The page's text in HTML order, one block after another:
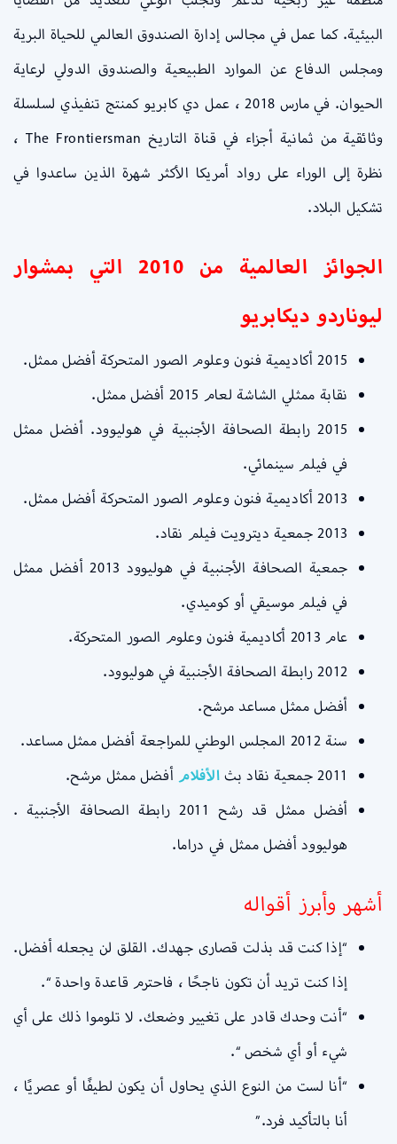
البيئية. كما عمل في مجالس إدارة الصندوق العالمي للحياة البرية
ومجلس الدفاع عن الموارد الطبيعية والصندوق الدولي لرعاية
الحيوان. في مارس 2018 ، عمل دي كابريو كمنتج تنفيذي لسلسلة
وثائقية من ثمانية أجزاء في قناة التاريخ The Frontiersman ،
نظرة إلى الوراء على رواد أمريكا الأكثر شهرة الذين ساعدوا في
تشكيل البلاد.
الجوائز العالمية من 2010 التي بمشوار
ليوناردو ديكابريو
2015 أكاديمية فنون وعلوم الصور المتحركة أفضل ممثل.
نقابة ممثلي الشاشة لعام 2015 أفضل ممثل.
2015 رابطة الصحافة الأجنبية في هوليوود. أفضل ممثل
في فيلم سينمائي.
2013 أكاديمية فنون وعلوم الصور المتحركة أفضل ممثل.
2013 جمعية ديترويت فيلم نقاد.
جمعية الصحافة الأجنبية في هوليوود 2013 أفضل ممثل
في فيلم موسيقي أو كوميدي.
عام 2013 أكاديمية فنون وعلوم الصور المتحركة.
2012 رابطة الصحافة الأجنبية في هوليوود.
أفضل ممثل مساعد مرشح.
سنة 2012 المجلس الوطني للمراجعة أفضل ممثل مساعد.
2011 جمعية نقاد بث
الأفلام أفضل ممثل مرشح.
أفضل ممثل قد رشح 2011 رابطة الصحافة الأجنبية .
هوليوود أفضل ممثل في دراما.
أشهر وأبرز أقواله
“إذا كنت قد بذلت قصارى جهدك. القلق لن يجعله أفضل.
إذا كنت تريد أن تكون ناجحًا ، فاحترم قاعدة واحدة “.
“أنت وحدك قادر على تغيير وضعك. لا تلوموا ذلك على أي
شيء أو أي شخص “.
“أنا لست من النوع الذي يحاول أن يكون لطيفًا أو عصريًا ،
أنا بالتأكيد فرد.”